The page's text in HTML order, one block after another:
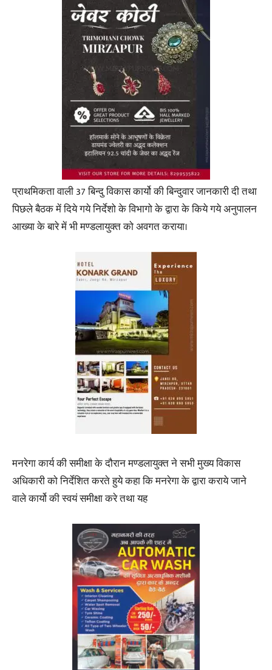
प्राथमिकता वाली 37 बिन्दु विकास कार्यो की बिन्दुवार जानकारी दी तथा
पिछले बैठक में दिये गये निर्देशो के विभागो के द्वारा के किये गये अनुपालन
आख्या के बारे में भी मण्डलायुक्त को अवगत कराया।
मनरेगा कार्य की समीक्षा के दौरान मण्डलायुक्त ने सभी मुख्य विकास
अधिकारी को निर्देशित करते हुये कहा कि मनरेगा के द्वारा कराये जाने
वाले कार्यो की स्वयं समीक्षा करे तथा यह